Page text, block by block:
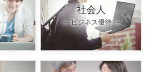
社会人
― ビジネス優待 ―